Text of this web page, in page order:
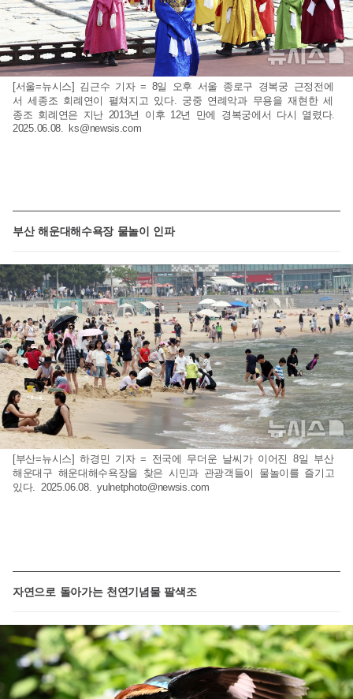
[서울=뉴시스] 김근수 기자 = 8일 오후 서울 종로구 경복궁 근정전에
서 세종조 회례연이 펼쳐지고 있다. 궁중 연례악과 무용을 재현한 세
종조 회례연은 지난 2013년 이후 12년 만에 경복궁에서 다시 열렸다.
2025.06.08. ks@newsis.com
부산 해운대해수욕장 물놀이 인파
[부산=뉴시스] 하경민 기자 = 전국에 무더운 날씨가 이어진 8일 부산
해운대구 해운대해수욕장을 찾은 시민과 관광객들이 물놀이를 즐기고
있다. 2025.06.08.yulnetphoto@newsis.com
자연으로 돌아가는 천연기념물 팔색조